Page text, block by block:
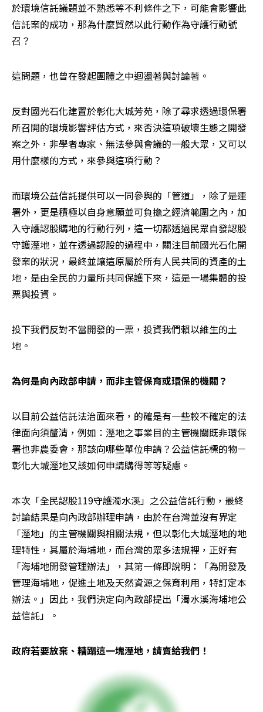
於環境信託議題並不熟悉等不利條件之下，可能會影響此
信託案的成功，那為什麼貿然以此行動作為守護行動號
召？
這問題，也曾在發起團體之中迴盪著與討論著。
反對國光石化建置於彰化大城芳苑，除了尋求透過環保署
所召開的環境影響評估方式，來否決這項破壞生態之開發
案之外，非學者專家、無法參與會議的一般大眾，又可以
用什麼樣的方式，來參與這項行動？
而環境公益信託提供可以一同參與的「管道」，除了是連
署外，更是積極以自身意願並可負擔之經濟範圍之內，加
入守護認股購地的行動行列，這一切都透過民眾自發認股
守護溼地，並在透過認股的過程中，關注目前國光石化開
發案的狀況，最終並讓這原屬於所有人民共同的資產的土
地，是由全民的力量所共同保護下來，這是一場集體的投
票與投資。
投下我們反對不當開發的一票，投資我們賴以維生的土
地。
為何是向內政部申請，而非主管保育或環保的機關？
以目前公益信託法治面來看，的確是有一些較不確定的法
律面向須釐清，例如：溼地之事業目的主管機關既非環保
署也非農委會，那該向哪些單位申請？公益信託標的物－
彰化大城溼地又該如何申請購得等等疑慮。
本次「全民認股119守護濁水溪」之公益信託行動，最終
討論結果是向內政部辦理申請，由於在台灣並沒有界定
「溼地」的主管機關與相關法規，但以彰化大城溼地的地
理特性，其屬於海埔地，而台灣的眾多法規裡，正好有
「海埔地開發管理辦法」，其第一條即說明：「為開發及
管理海埔地，促進土地及天然資源之保育利用，特訂定本
辦法。」因此，我們決定向內政部提出「濁水溪海埔地公
益信託」。
政府若要放棄、糟蹋這一塊溼地，請賣給我們！